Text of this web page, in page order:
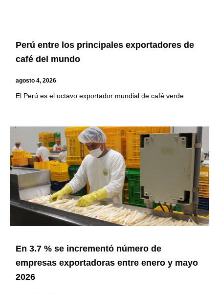
Perú entre los principales exportadores de
café del mundo
agosto 4, 2026
El Perú es el octavo exportador mundial de café verde
En 3.7 % se incrementó número de
empresas exportadoras entre enero y mayo
2026